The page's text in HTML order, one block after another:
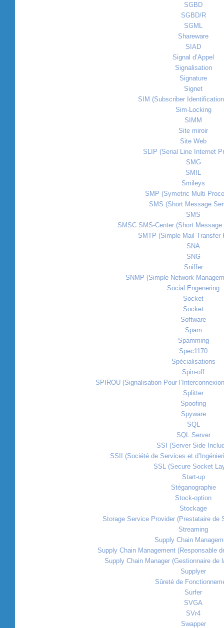
SGBD
SGBD/R
SGML
Shareware
SIAD
Signal d’Appel
Signalisation
Signature
Signet
SIM (Subscriber
Sim-Locking
SIMM
Site miroir
Site Web
SLIP (Serial Line Internet
SMG
SMIL
Smileys
SMP (Symetric Multi
SMS (Short Message
SMS
SMSC SMS-Center (Short
SMTP (Simple Mail Transfer
SNA
SNG
Sniffer
SNMP (Simple Network
Social Engenering
Socket
Socket
Software
Spam
Spamming
Spec1170
Spécialisations
Spin-off
SPIROU (Signalisation Pour
Splitter
Spoofing
Spyware
SQL
SQL Server
SSI (Server Side
SSII (Société de Services et
SSL (Secure Socket
Start-up
Stéganographie
Stock-option
Stockage
Storage Service Provider (Prestataire de
Streaming
Supply Chain
Supply Chain Management (Responsable
Supply Chain Manager (Gestionnaire de
Supplyer
Sûreté de
Surfer
SVGA
SVr4
Swapper